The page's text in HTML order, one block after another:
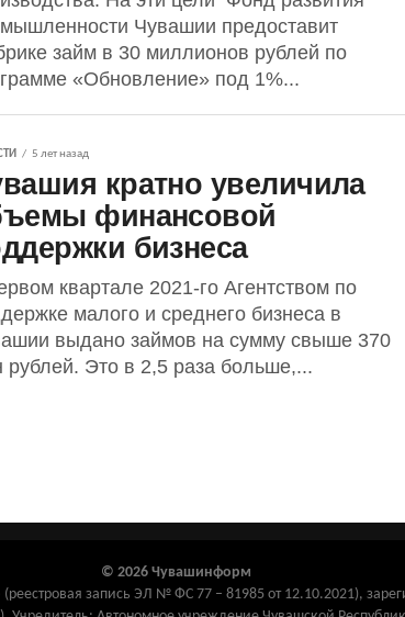
Чувашии предоставит
займ в 30 миллионов рублей по
«Обновление» под 1%...
5 лет назад
кратно увеличила
финансовой
бизнеса
квартале 2021-го Агентством по
малого и среднего бизнеса в
выдано займов на сумму свыше 370
рублей. Это в 2,5 раза больше,...
© 2026 Чувашинформ
запись ЭЛ № ФС 77 – 81985 от 12.10.2021),